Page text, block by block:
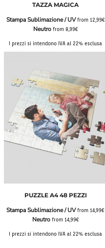
TAZZA MAGICA
Stampa Sublimazione / UVfrom 12,99€
Neutrofrom 8,99€
I prezzi si intendono IVA al 22% esclusa
PUZZLE A4 48 PEZZI
Stampa Sublimazione / UVfrom14,99€
Neutrofrom 14,99€
I prezzi si intendono IVA al 22% esclusa